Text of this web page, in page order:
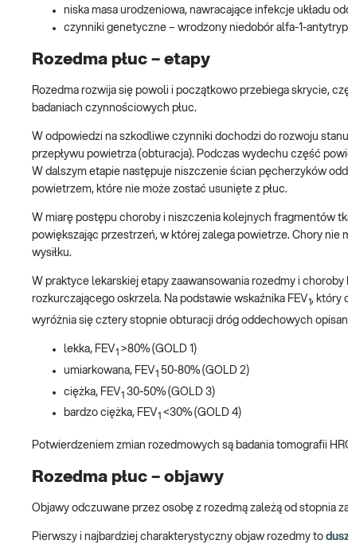
niska masa urodzeniowa, nawracające infekcje układu
czynniki genetyczne – wrodzony niedobór alfa-1-
Rozedma płuc – etapy
Rozedma rozwija się powoli i początkowo przebiega skrycie,
badaniach czynnościowych płuc.
W odpowiedzi na szkodliwe czynniki dochodzi do rozwoju
przepływu powietrza (obturacja). Podczas wydechu część
W dalszym etapie następuje niszczenie ścian pęcherzyków
powietrzem, które nie może zostać usunięte z płuc.
W miarę postępu choroby i niszczenia kolejnych fragmentów
powiększając przestrzeń, w której zalega powietrze. Chory
wysiłku.
W praktyce lekarskiej etapy zaawansowania rozedmy i
rozkurczającego oskrzela. Na podstawie wskaźnika FEV1, który
wyróżnia się cztery stopnie obturacji dróg oddechowych
lekka, FEV1 >80% (GOLD 1)
umiarkowana, FEV1 50-80% (GOLD 2)
ciężka, FEV1 30-50% (GOLD 3)
bardzo ciężka, FEV1 <30% (GOLD 4)
Potwierdzeniem zmian rozedmowych są badania tomografii
Rozedma płuc – objawy
Objawy odczuwane przez osobę z rozedmą zależą od stopnia
Pierwszy i najbardziej charakterystyczny objaw rozedmy to